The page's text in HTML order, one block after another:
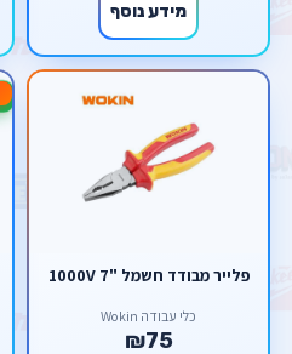
מידע נוסף
פלייר מבודד חשמל "7 1000V
כלי עבודה Wokin
₪75